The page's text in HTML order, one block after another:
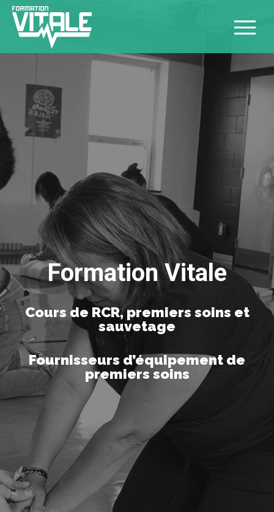
Formation Vitale
Formation Vitale
Cours de RCR, premiers soins et
sauvetage
Fournisseurs d’équipement de
premiers soins